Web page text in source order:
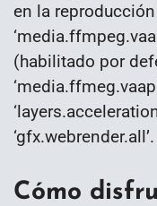
en la
(habilitado por
‘gfx.webrender.all’.
Cómo